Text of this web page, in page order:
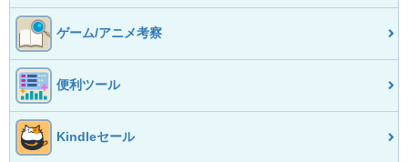
ゲーム/アニメ考察
便利ツール
Kindleセール